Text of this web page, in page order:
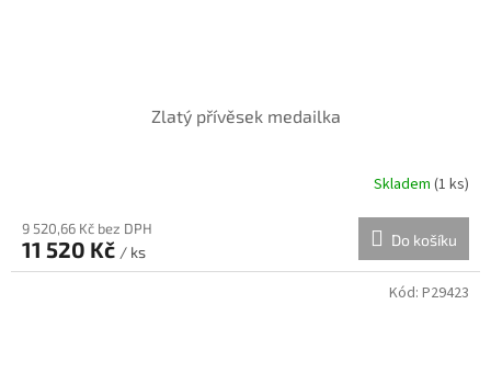
Zlatý přívěsek medailka
Skladem (1 ks)
9 520,66 Kč bez DPH
11 520 Kč / ks
Do košíku
Kód: P29423